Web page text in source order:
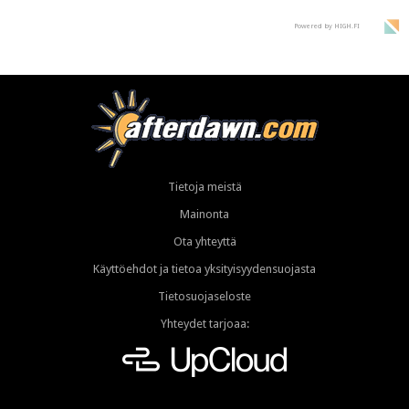
Powered by HIGH.FI
Tietoja meistä
Mainonta
Ota yhteyttä
Käyttöehdot ja tietoa yksityisyydensuojasta
Tietosuojaseloste
Yhteydet tarjoaa: